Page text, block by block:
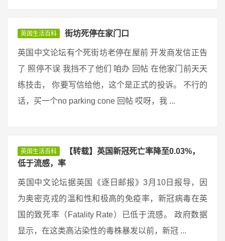
英国生活百科 街坊死停在家门口
英国中文论坛有个死街坊老停在屋前 开发商发信正告
了 照停不误 我挡不了他们 咱办 回帖 在他家门前天天
练技击， 你要写信给他，这个是正式的投诉。 不行的
话，买一个no parking cone 回帖 哎呀，我 ...
英国生活百科
【转载】英国新冠死亡率降至0.03%，
低于流感，率
英国中文论坛据英国《逐日邮报》3月10日报导，因
为奥密克戎的温和性和极高的免疫率，新冠病毒在英
国的致死率（Fatality Rate）已低于流感。 政府数据
显示，在这类高沾染性的毒株暴发以前，新冠 ...